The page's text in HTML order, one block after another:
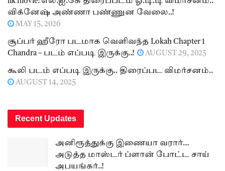
விக்னேஷ் அண்ணா பண்ணுன வேலை..!
MAY 15, 2026
சூப்பர் ஹீரோ படமாக வெளிவந்த Lokah Chapter 1
Chandra – படம் எப்படி இருக்கு..!
AUGUST 29, 2025
கூலி படம் எப்படி இருக்கு.. திரைப்பட விமர்சனம்..
AUGUST 14, 2025
Recent Updates
அனிரூத்துக்கு இணையா வரார்…
அடுத்த மாஸ்டர் ப்ளான் போட்ட சாய்
அபயங்கர்..!